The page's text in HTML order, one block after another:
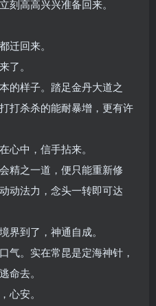
刻高高兴兴准备回来。
迁回来。
了。
的样子。踏足金丹大道之
打杀杀的能耐暴增，更有许
心中，信手拈来。
精之一道，便只能重新修
动法力，念头一转即可达
界到了，神通自成。
气。实在常昆是定海神针，
命去。
心安。